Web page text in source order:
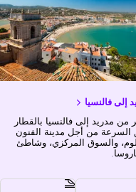
إلى فالنسيا
من مدريد إلى فالنسيا بالقطار
السرعة من أجل مدينة الفنون
والسوق المركزي، وشاطئ